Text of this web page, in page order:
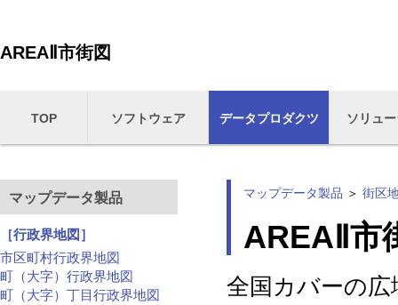
AREAⅡ市街図
TOP ソフトウェア データプロダクツ ソリュ
マップデータ製品 ＞ 街区
AREAⅡ市
全国カバーの広
マップデータ製品
［行政界地図］
市区町村行政界地図
町（大字）行政界地図
町（大字）丁目行政界地図